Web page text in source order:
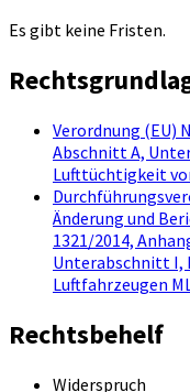
Es gibt keine Fristen.
Verordnung (EU)
Abschnitt A,
Lufttüchtigkeit
Änderung und
1321/2014,
Unterabschnitt I,
Luftfahrzeugen
Rechtsbehelf
Widerspruch